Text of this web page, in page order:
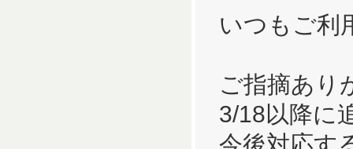
いつもご利
ご指摘あり
3/18以降に